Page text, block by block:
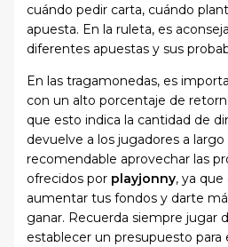
cuándo pedir carta, cuándo
apuesta. En la ruleta, es
diferentes apuestas y sus
En las tragamonedas, es
con un alto porcentaje de
que esto indica la cantidad de
devuelve a los jugadores a
recomendable aprovechar las
ofrecidos por playjonny, ya
aumentar tus fondos y darte
ganar. Recuerda siempre jugar
establecer un presupuesto para